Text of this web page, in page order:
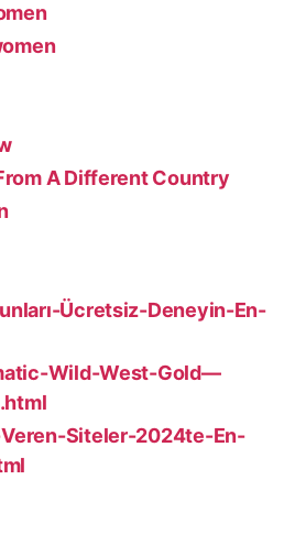
A Different Country
Ücretsiz-Deneyin-En-
Wild-West-Gold—
Siteler-2024te-En-